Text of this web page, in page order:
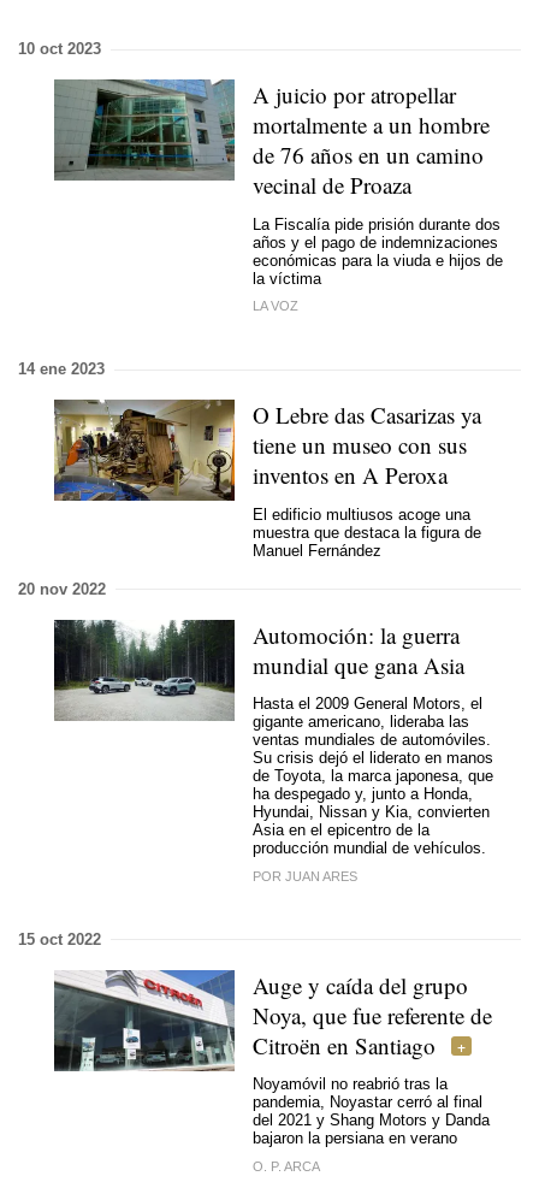
10 oct 2023
A juicio por atropellar
mortalmente a un hombre
de 76 años en un camino
vecinal de Proaza
La Fiscalía pide prisión durante dos
años y el pago de indemnizaciones
económicas para la viuda e hijos de
la víctima
LA VOZ
14 ene 2023
O Lebre das Casarizas ya
tiene un museo con sus
inventos en A Peroxa
El edificio multiusos acoge una
muestra que destaca la figura de
Manuel Fernández
20 nov 2022
Automoción: la guerra
mundial que gana Asia
Hasta el 2009 General Motors, el
gigante americano, lideraba las
ventas mundiales de automóviles.
Su crisis dejó el liderato en manos
de Toyota, la marca japonesa, que
ha despegado y, junto a Honda,
Hyundai, Nissan y Kia, convierten
Asia en el epicentro de la
producción mundial de vehículos.
POR JUAN ARES
15 oct 2022
Auge y caída del grupo
Noya, que fue referente de
Citroën en Santiago
Noyamóvil no reabrió tras la
pandemia, Noyastar cerró al final
del 2021 y Shang Motors y Danda
bajaron la persiana en verano
O. P. ARCA